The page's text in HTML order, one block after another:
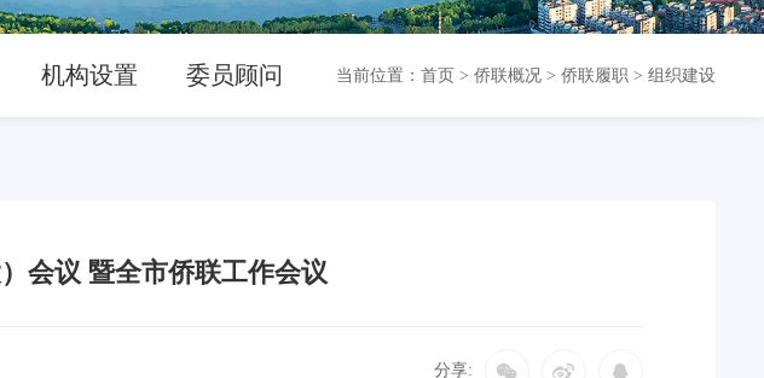
机构设置 委员顾问 当前位置： 首页 > 侨联概况> 侨联履职> 组织建设
会议 暨全市侨联工作会议
分享: